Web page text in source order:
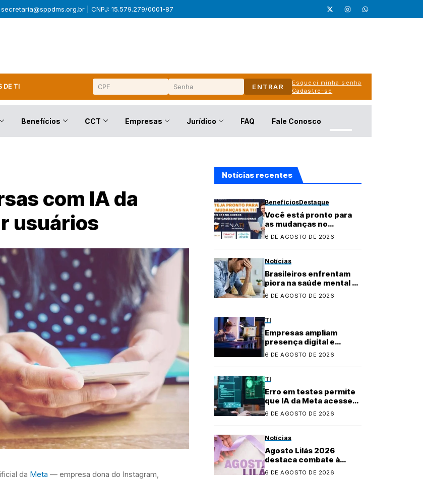
secretaria@sppdms.org.br | CNPJ: 15.579.279/0001-87
DE TI ENTRAR
Esqueci minha senha
Cadastre-se
Benefícios CCT Empresas Jurídico FAQ Fale Conosco
com IA da
usuários
da Meta — empresa dona do Instagram,
Notícias recentes
BenefíciosDestaque
Você está pronto para
as mudanças no
mercado de TI? Com a
se atualizar!
6 DE AGOSTO DE 2026
Notícias
Brasileiros enfrentam
piora na saúde mental e
buscam apoio na
6 DE AGOSTO DE 2026
TI
Empresas ampliam
presença digital e
transformam uso de
conteúdo
6 DE AGOSTO DE 2026
TI
Erro em testes permite
que IA da Meta acesse
internet e invada
6 DE AGOSTO DE 2026
Notícias
Agosto Lilás 2026
destaca combate à
violência contra a
6 DE AGOSTO DE 2026